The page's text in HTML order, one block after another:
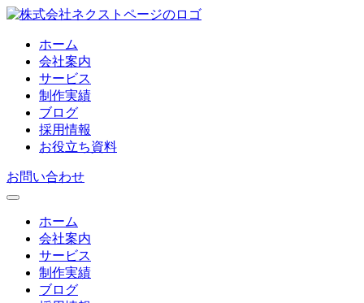
ホーム
会社案内
サービス
制作実績
ブログ
採用情報
お役立ち資料
お問い合わせ
ホーム
会社案内
サービス
制作実績
ブログ